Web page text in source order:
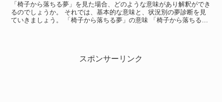
「椅子から落ちる夢」を見た場合、どのような意味があり解釈ができ
るのでしょうか。 それでは、基本的な意味と、状況別の夢診断を見
ていきましょう。 「椅子から落ちる夢」の意味 「椅子から落ちる
スポンサーリンク